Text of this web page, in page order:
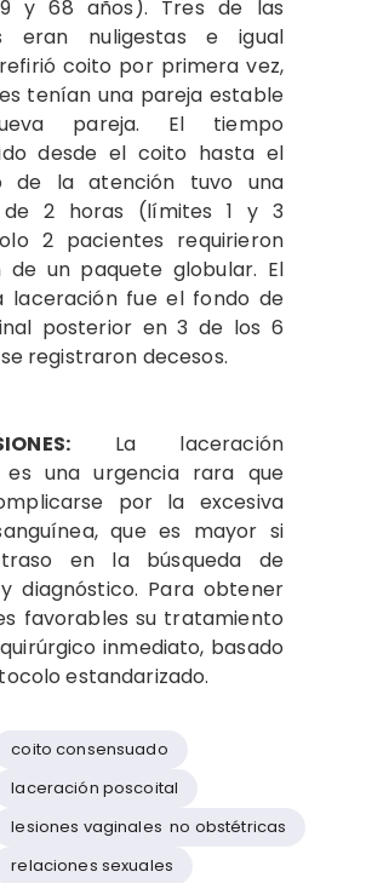
y 68 años). Tres de las
eran nuligestas e igual
coito por primera vez,
tenían una pareja estable
pareja. El tiempo
desde el coito hasta el
de la atención tuvo una
de 2 horas (límites 1 y 3
2 pacientes requirieron
de un paquete globular. El
laceración fue el fondo de
posterior en 3 de los 6
registraron decesos.
La laceración
es una urgencia rara que
por la excesiva
que es mayor si
en la búsqueda de
diagnóstico. Para obtener
favorables su tratamiento
inmediato, basado
estandarizado.
coito consensuado
laceración poscoital
lesiones vaginales no obstétricas
relaciones sexuales